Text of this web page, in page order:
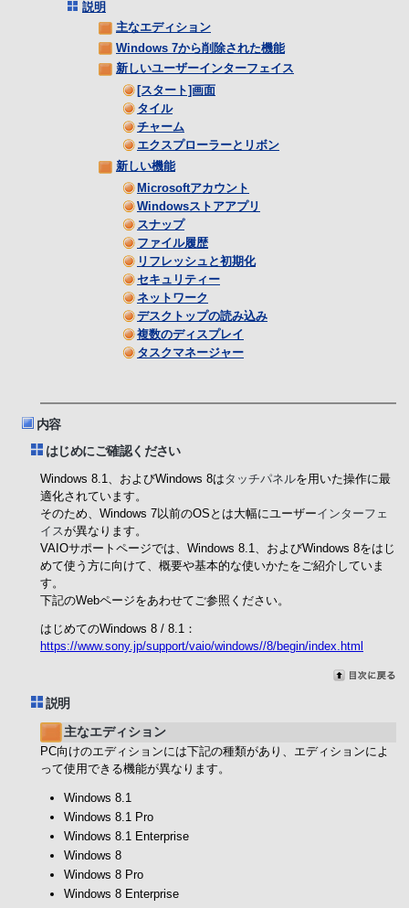
説明
主なエディション
Windows 7から削除された機能
新しいユーザーインターフェイス
[スタート]画面
タイル
チャーム
エクスプローラーとリボン
新しい機能
Microsoftアカウント
Windowsストアアプリ
スナップ
ファイル履歴
リフレッシュと初期化
セキュリティー
ネットワーク
デスクトップの読み込み
複数のディスプレイ
タスクマネージャー
内容
はじめにご確認ください
Windows 8.1、およびWindows 8は タッチパネルを用いた操作に最
適化されています。
そのため、Windows 7以前のOSとは大幅にユーザーインターフェ
イスが異なります。
VAIOサポートページでは、Windows 8.1、およびWindows 8をはじ
めて使う方に向けて、概要や基本的な使いかたをご紹介していま
す。
下記のWebページをあわせてご参照ください。
はじめてのWindows 8 / 8.1：
https://www.sony.jp/support/vaio/windows//8/begin/index.html
説明
主なエディション
PC向けのエディションには下記の種類があり、エディションによ
って使用できる機能が異なります。
Windows 8.1
Windows 8.1 Pro
Windows 8.1 Enterprise
Windows 8
Windows 8 Pro
Windows 8 Enterprise